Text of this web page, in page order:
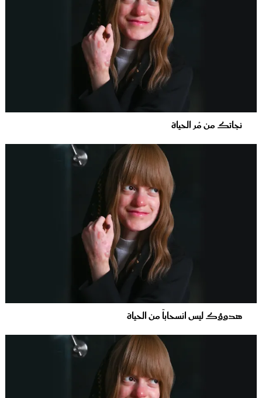
نجاتك من مُر الحياة
هدوؤك ليس انسحاباً من الحياة